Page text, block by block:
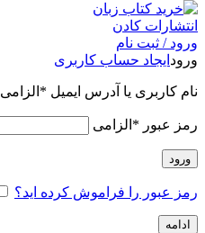
ورود / ثبت نام
ورود ایجاد حساب کاربری
نام کاربری یا آدرس ایمیل * الزامی
رمز عبور * الزامی
ورود
رمز عبور را فراموش کرده اید؟
ادامه